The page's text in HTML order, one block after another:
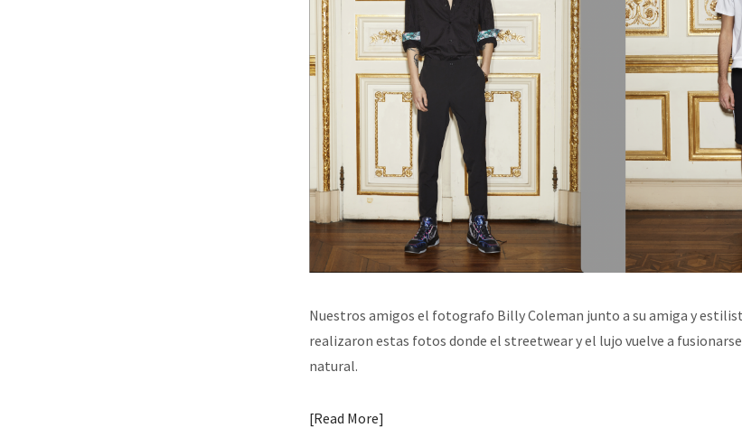
Nuestros amigos el fotografo Billy Coleman junto a su amiga y
realizaron estas fotos donde el streetwear y el lujo vuelve a
natural.
Read More